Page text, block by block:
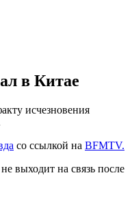
в Китае
исчезновения
со ссылкой на BFMTV.
выходит на связь после